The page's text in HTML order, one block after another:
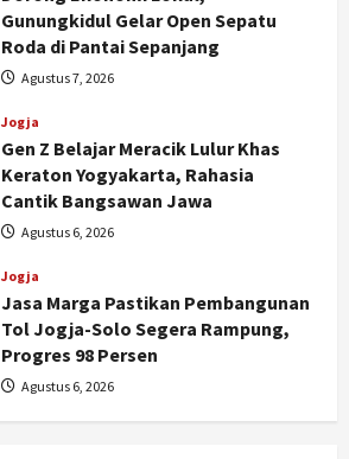
Gunungkidul Gelar Open Sepatu
Roda di Pantai Sepanjang
Agustus 7, 2026
Jogja
Gen Z Belajar Meracik Lulur Khas
Keraton Yogyakarta, Rahasia
Cantik Bangsawan Jawa
Agustus 6, 2026
Jogja
Jasa Marga Pastikan Pembangunan
Tol Jogja-Solo Segera Rampung,
Progres 98 Persen
Agustus 6, 2026
Serapan Danais Bantul Capai 60
Persen, Pengadaan Gamelan Rp1,5
Miliar
Agustus 8, 2026